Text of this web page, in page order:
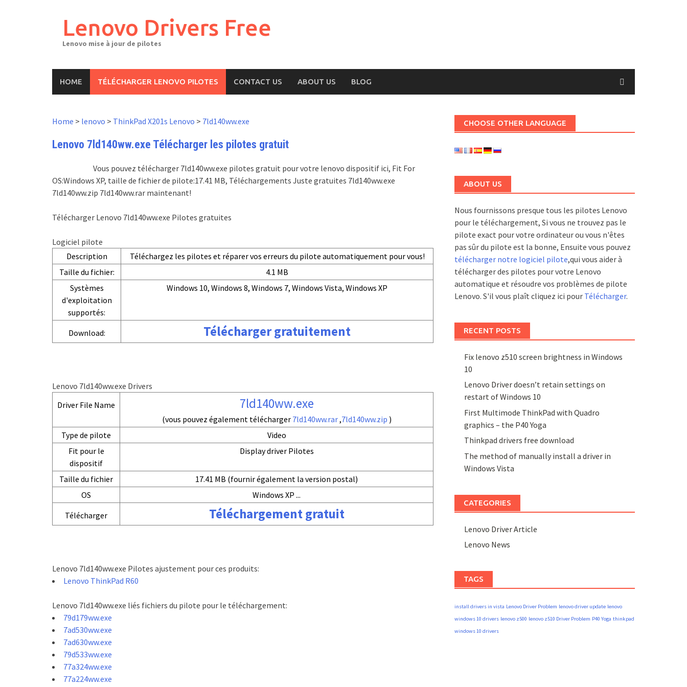
Lenovo Drivers Free
Lenovo mise à jour de pilotes
HOME TÉLÉCHARGER LENOVO PILOTES CONTACT US ABOUT US BLOG
Home > lenovo > ThinkPad X201s Lenovo > 7ld140ww.exe
Lenovo 7ld140ww.exe Télécharger les pilotes gratuit
Vous pouvez télécharger 7ld140ww.exe pilotes gratuit pour votre lenovo dispositif ici, Fit For
OS:Windows XP, taille de fichier de pilote:17.41 MB, Téléchargements Juste gratuites 7ld140ww.exe
7ld140ww.zip 7ld140ww.rar maintenant!
Télécharger Lenovo 7ld140ww.exe Pilotes gratuites
Logiciel pilote
Description
Téléchargez les pilotes et réparer vos erreurs du pilote automatiquement pour vous!
Taille du fichier:
4.1 MB
Systèmes
d'exploitation
supportés:
Windows 10, Windows 8, Windows 7, Windows Vista, Windows XP
Download: Télécharger gratuitement
Lenovo 7ld140ww.exe Drivers
Driver File Name
7ld140ww.exe
(vous pouvez également télécharger 7ld140ww.rar,7ld140ww.zip )
Type de pilote
Video
Fit pour le
dispositif
Display driver Pilotes
Taille du fichier
17.41 MB (fournir également la version postal)
OS
Windows XP ...
Télécharger
Téléchargement gratuit
Lenovo 7ld140ww.exe Pilotes ajustement pour ces produits:
Lenovo ThinkPad R60
Lenovo 7ld140ww.exe liés fichiers du pilote pour le téléchargement:
79d179ww.exe
7ad530ww.exe
7ad630ww.exe
79d533ww.exe
77a324ww.exe
77a224ww.exe
CHOOSE OTHER LANGUAGE
ABOUT US
Nous fournissons presque tous les pilotes Lenovo
pour le téléchargement, Si vous ne trouvez pas le
pilote exact pour votre ordinateur ou vous n'êtes
pas sûr du pilote est la bonne, Ensuite vous pouvez
télécharger notre logiciel pilote,qui vous aider à
télécharger des pilotes pour votre Lenovo
automatique et résoudre vos problèmes de pilote
Lenovo. S'il vous plaît cliquez ici pour Télécharger.
RECENT POSTS
Fix lenovo z510 screen brightness in Windows
10
Lenovo Driver doesn’t retain settings on
restart of Windows 10
First Multimode ThinkPad with Quadro
graphics – the P40 Yoga
Thinkpad drivers free download
The method of manually install a driver in
Windows Vista
CATEGORIES
Lenovo Driver Article
Lenovo News
TAGS
install drivers in vista Lenovo Driver Problem lenovo driver update lenovo
windows 10 drivers lenovo z500 lenovo z510 Driver Problem P40 Yoga thinkpad
windows 10 drivers